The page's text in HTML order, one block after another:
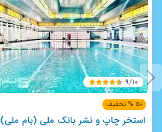
۹/۱۰
۵۰ % تخفیف
استخر چاپ و نشر بانک ملی (بام ملی)